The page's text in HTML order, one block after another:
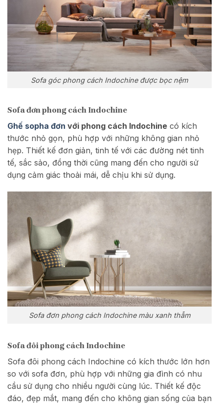
Sofa góc phong cách Indochine được bọc nệm
Sofa đơn phong cách Indochine
Ghế sopha đơn với phong cách Indochine có kích
thước nhỏ gọn, phù hợp với những không gian nhỏ
hẹp. Thiết kế đơn giản, tinh tế với các đường nét tinh
tế, sắc sảo, đồng thời cũng mang đến cho người sử
dụng cảm giác thoải mái, dễ chịu khi sử dụng.
Sofa đơn phong cách Indochine màu xanh thẫm
Sofa đôi phong cách Indochine
Sofa đôi phong cách Indochine có kích thước lớn hơn
so với sofa đơn, phù hợp với những gia đình có nhu
cầu sử dụng cho nhiều người cùng lúc. Thiết kế độc
đáo, đẹp mắt, mang đến cho không gian sống của bạn